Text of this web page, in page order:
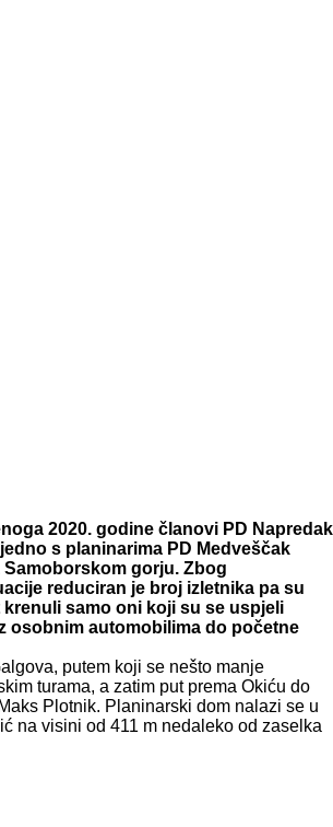
2020. godine članovi PD Napredak
s planinarima PD Medveščak
gorju. Zbog
reduciran je broj izletnika pa su
samo oni koji su se uspjeli
osobnim automobilima do početne
putem koji se nešto manje
turama, a zatim put prema Okiću do
Plotnik. Planinarski dom nalazi se u
na visini od 411 m nedaleko od zaselka